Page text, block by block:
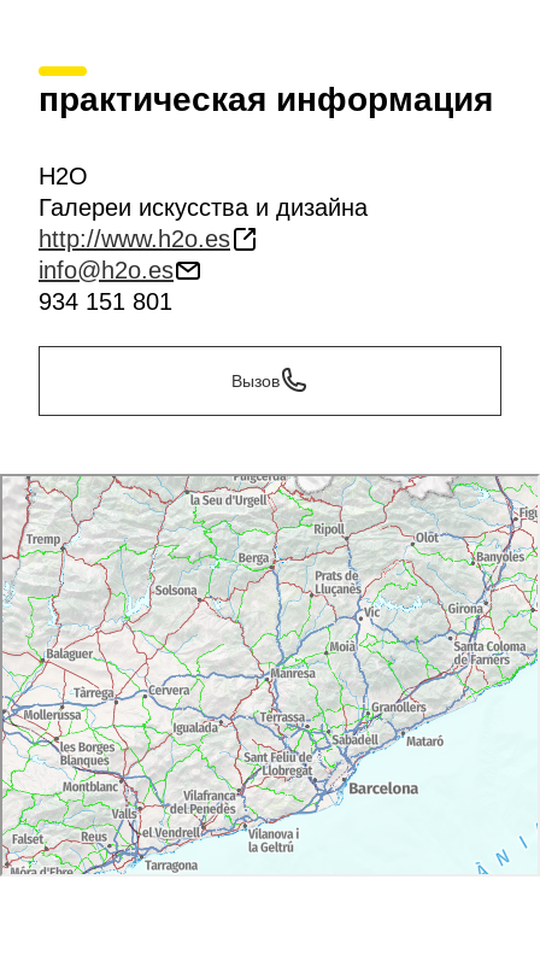
практическая информация
H2O
Галереи искусства и дизайна
http://www.h2o.es
info@h2o.es
934 151 801
Вызов